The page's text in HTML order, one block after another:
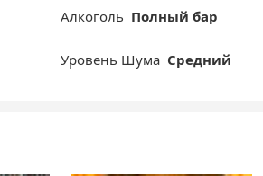
Aлкоголь Полный бар
Уровень Шума Средний